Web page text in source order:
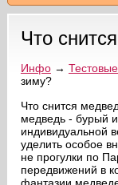
материалы
биржи
эфир
на сайте
пользователей
по форуму
Что
Инфо→
зиму?
Что снится
медведь - бурый
индивидуальной
уделить особое
не прогулки по
передвижений в